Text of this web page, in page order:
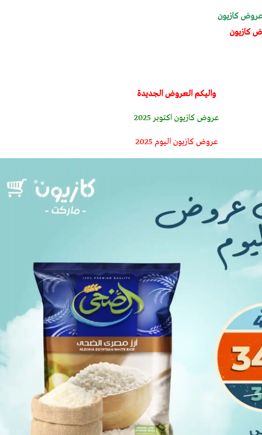
عروض كازيون
كازيون
واليكم العروض الجديدة
عروض كازيون اكتوبر 2025
عروض كازيون اليوم 2025